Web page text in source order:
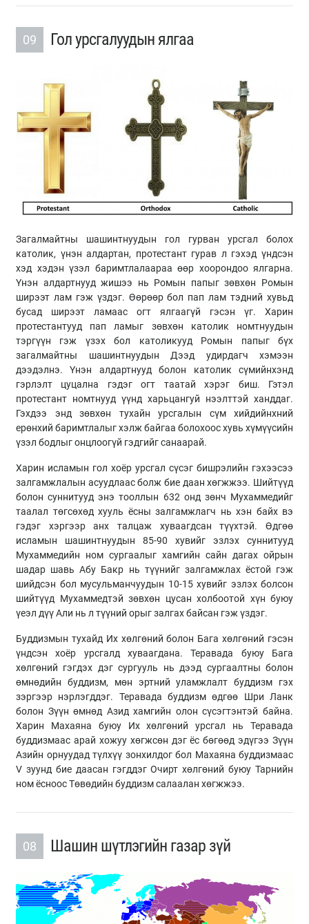
09 Гол урсгалуудын ялгаа
Загалмайтны шашинтнуудын гол гурван урсгал болох
католик, үнэн алдартан, протестант гурав л гэхэд үндсэн
хэд хэдэн үзэл баримтлалаараа өөр хоорондоо ялгарна.
Үнэн алдартнууд жишээ нь Ромын папыг зөвхөн Ромын
ширээт лам гэж үздэг. Өөрөөр бол пап лам тэдний хувьд
бусад ширээт ламаас огт ялгаагүй гэсэн үг. Харин
протестантууд пап ламыг зөвхөн католик номтнуудын
тэргүүн гэж үзэх бол католикууд Ромын папыг бүх
загалмайтны шашинтнуудын Дээд удирдагч хэмээн
дээдэлнэ. Үнэн алдартнууд болон католик сүмийнхэнд
гэрлэлт цуцална гэдэг огт таатай хэрэг биш. Гэтэл
протестант номтнууд үүнд харьцангуй нээлттэй ханддаг.
Гэхдээ энд зөвхөн тухайн урсгалын сүм хийдийнхний
ерөнхий баримтлалыг хэлж байгаа болохоос хувь хүмүүсийн
үзэл бодлыг онцлоогүй гэдгийг санаарай.
Харин исламын гол хоёр урсгал сүсэг бишрэлийн гэхээсээ
залгамжлалын асуудлаас болж бие даан хөгжжээ. Шийтүүд
болон суннитууд энэ тооллын 632 онд зөнч Мухаммедийг
таалал төгсөхөд хууль ёсны залгамжлагч нь хэн байх вэ
гэдэг хэргээр анх талцаж хуваагдсан түүхтэй. Өдгөө
исламын шашинтнуудын 85-90 хувийг эзлэх суннитууд
Мухаммедийн ном сургаалыг хамгийн сайн дагах ойрын
шадар шавь Абу Бакр нь түүнийг залгамжлах ёстой гэж
шийдсэн бол мусульманчуудын 10-15 хувийг эзлэх болсон
шийтүүд Мухаммедтэй зөвхөн цусан холбоотой хүн буюу
үеэл дүү Али нь л түүний орыг залгах байсан гэж үздэг.
Буддизмын тухайд Их хөлгөний болон Бага хөлгөний гэсэн
үндсэн хоёр урсгалд хуваагдана. Теравада буюу Бага
хөлгөний гэгдэх дэг сургууль нь дээд сургаалтны болон
өмнөдийн буддизм, мөн эртний уламжлалт буддизм гэх
зэргээр нэрлэгддэг. Теравада буддизм өдгөө Шри Ланк
болон Зүүн өмнөд Азид хамгийн олон сүсэгтэнтэй байна.
Харин Махаяна буюу Их хөлгөний урсгал нь Теравада
буддизмаас арай хожуу хөгжсөн дэг ёс бөгөөд эдүгээ Зүүн
Азийн орнуудад түлхүү зонхилдог бол Махаяна буддизмаас
V зуунд бие даасан гэгддэг Очирт хөлгөний буюу Тарнийн
ном ёсноос Төвөдийн буддизм салаалан хөгжжээ.
08 Шашин шүтлэгийн газар зүй